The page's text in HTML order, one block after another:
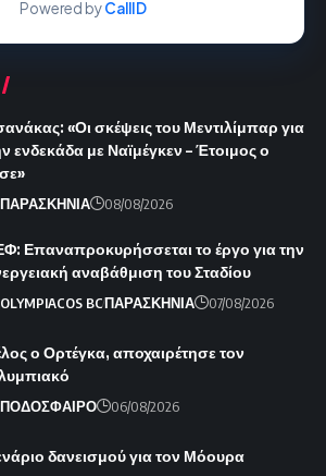
Powered byCallID
«Οι σκέψεις του Μεντιλίμπαρ για
ενδεκάδα με Ναϊμέγκεν – Έτοιμος ο
ΠΑΡΑΣΚΗΝΙΑ 08/08/2026
Επαναπροκυρήσσεται το έργο για την
αναβάθμιση του Σταδίου
OLYMPIACOS BCΠΑΡΑΣΚΗΝΙΑ 07/08/2026
ο Ορτέγκα, αποχαιρέτησε τον
ΠΟΔΟΣΦΑΙΡΟ 06/08/2026
δανεισμού για τον Μόουρα